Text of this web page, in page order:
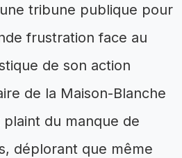
tribune publique pour
frustration face au
de son action
de la Maison-Blanche
du manque de
déplorant que même